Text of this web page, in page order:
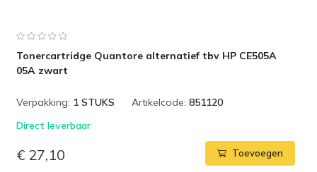
Tonercartridge Quantore alternatief tbv HP CE505A
05A zwart
Verpakking: 1 STUKS Artikelcode: 851120
Direct leverbaar
€ 27,10 Toevoegen